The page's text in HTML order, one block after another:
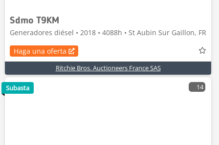
Sdmo T9KM
Generadores diésel • 2018 • 4088h • St Aubin Sur Gaillon, FR
Haga una oferta
Ritchie Bros. Auctioneers France SAS
14
Subasta